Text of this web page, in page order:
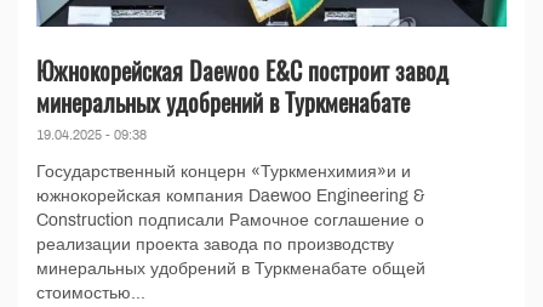
Южнокорейская Daewoo E&C построит завод
минеральных удобрений в Туркменабате
19.04.2025 - 09:38
Государственный концерн «Туркменхимия»и и
южнокорейская компания Daewoo Engineering &
Construction подписали Рамочное соглашение о
реализации проекта завода по производству
минеральных удобрений в Туркменабате общей
стоимостью...